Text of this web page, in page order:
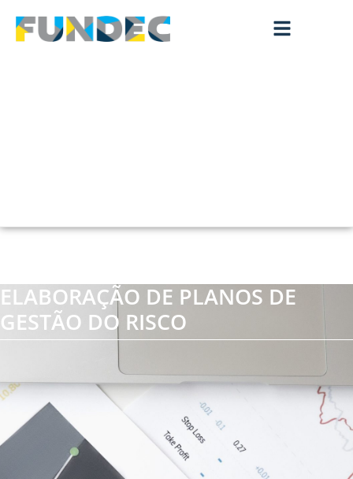
ELABORAÇÃO DE PLANOS DE
GESTÃO DO RISCO